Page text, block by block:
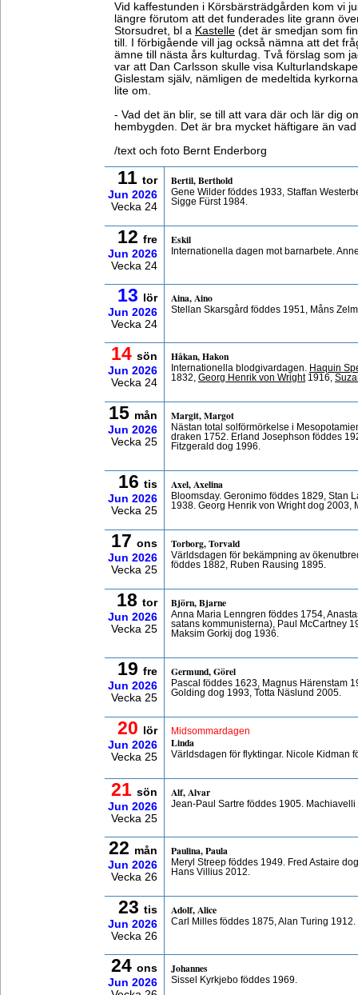
Vid kaffestunden i Körsbärsträdgården kom vi
längre förutom att det funderades lite grann
Storsudret, bl a Kastelle (det är smedjan som
till. I förbigående vill jag också nämna att det
ämne till nästa års kulturdag. Två förslag som
var att Dan Carlsson skulle visa
Gislestam själv, nämligen de medeltida
lite om.
- Vad det än blir, se till att vara där och lär dig
hembygden. Det är bra mycket häftigare än
/text och foto Bernt Enderborg
11 tor
Jun 2026
Vecka 24
Bertil, Berthold
Gene Wilder föddes 1933, Staffan
Sigge Fürst 1984.
12 fre
Jun 2026
Vecka 24
Eskil
Internationella dagen mot barnarbete.
13
lör
Jun 2026
Vecka 24
Aina, Aino
Stellan Skarsgård föddes 1951, Måns
14 sön
Jun 2026
Vecka 24
Håkan, Hakon
Internationella blodgivardagen.
Haquin
1832, Georg Henrik von Wright1916,
15 mån
Jun 2026
Vecka 25
Margit, Margot
Nästan total solförmörkelse i
draken 1752. Erland Josephson föddes
Fitzgerald dog 1996.
16 tis
Jun 2026
Vecka 25
Axel, Axelina
Bloomsday. Geronimo föddes 1829, Stan
1938. Georg Henrik von Wright dog 2003,
17 ons
Jun 2026
Vecka 25
Torborg, Torvald
Världsdagen för bekämpning av
föddes 1882, Ruben Rausing 1895.
18 tor
Jun 2026
Vecka 25
Björn, Bjarne
Anna Maria Lenngren föddes 1754,
satans kommunisterna), Paul McCartney
Maksim Gorkij dog 1936.
19 fre
Jun 2026
Vecka 25
Germund, Görel
Pascal föddes 1623, Magnus Härenstam
Golding dog 1993, Totta Näslund 2005.
20
lör
Jun 2026
Vecka 25
Midsommardagen
Linda
Världsdagen för flyktingar. Nicole Kidman
21 sön
Jun 2026
Vecka 25
Alf, Alvar
Jean-Paul Sartre föddes 1905. Machiavelli
22 mån
Jun 2026
Vecka 26
Paulina, Paula
Meryl Streep föddes 1949. Fred Astaire
Hans Villius 2012.
23 tis
Jun 2026
Vecka 26
Adolf, Alice
Carl Milles föddes 1875, Alan Turing
24 ons
Jun 2026
Johannes
Sissel Kyrkjebo föddes 1969.